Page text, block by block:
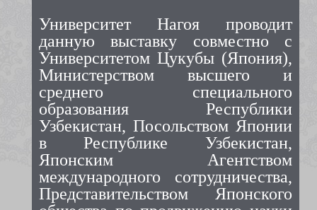
Университет Нагоя проводит
данную выставку совместно с
Университетом Цукубы (Япония),
Министерством высшего и
среднего специального
образования Республики
Узбекистан, Посольством Японии
в Республике Узбекистан,
Японским Агентством
международного сотрудничества,
Представительством Японского